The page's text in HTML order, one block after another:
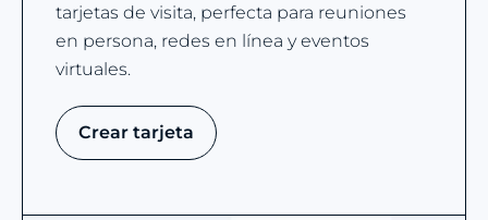
tarjetas de visita, perfecta para reuniones
en persona, redes en línea y eventos
virtuales.
Crear tarjeta